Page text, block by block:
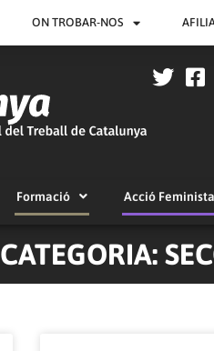
ON TROBAR-NOS
Formació Acció
CATEGORIA: